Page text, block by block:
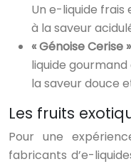
Un e-liquide frais
à la saveur
« Génoise Cerise
liquide
la saveur douce
Les fruits
Pour une
fabricants d’e-